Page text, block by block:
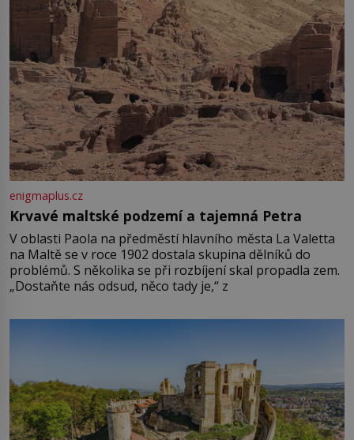
enigmaplus.cz
Krvavé maltské podzemí a tajemná Petra
V oblasti Paola na předměstí hlavního města La Valetta
na Maltě se v roce 1902 dostala skupina dělníků do
problémů. S několika se při rozbíjení skal propadla zem.
„Dostaňte nás odsud, něco tady je,“ z